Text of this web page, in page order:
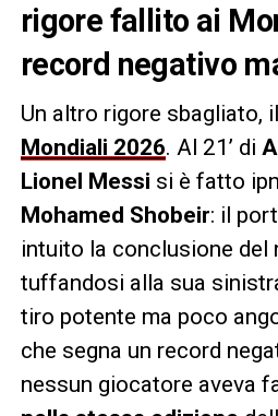
rigore fallito ai
record negativo
Un altro rigore sbagliato,
Mondiali 2026. Al 21’ di
Lionel Messi si è fatto
Mohamed Shobeir: il
intuito la conclusione del
tuffandosi alla sua
tiro potente ma poco
che segna un record
nessun giocatore aveva